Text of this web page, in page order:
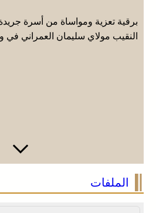
برقية تعزية ومواساة من أسرة جريدة
النقيب مولاي سليمان العمراني في
الملفات